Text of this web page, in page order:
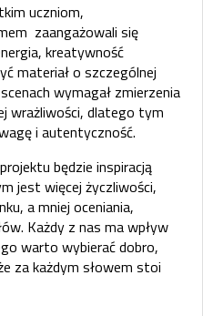
uczniom,
zaangażowali się
kreatywność
materiał o szczególnej
wymagał zmierzenia
wrażliwości, dlatego tym
i autentyczność.
będzie inspiracją
jest więcej życzliwości,
a mniej oceniania,
Każdy z nas ma wpływ
warto wybierać dobro,
za każdym słowem stoi